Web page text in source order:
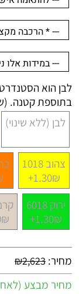
לבן הוא
בתוספת קטנה. (שינוי
לבן (ללא שינוי)
צהוב 1018
1.30₪+
ירוק 6018
1.30₪+
קרם
מחיר: ₪2,623
מחיר מבצע